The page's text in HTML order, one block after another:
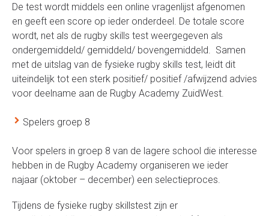
De test wordt middels een online vragenlijst afgenomen
en geeft een score op ieder onderdeel. De totale score
wordt, net als de rugby skills test weergegeven als
ondergemiddeld/ gemiddeld/ bovengemiddeld. Samen
met de uitslag van de fysieke rugby skills test, leidt dit
uiteindelijk tot een sterk positief/ positief /afwijzend advies
voor deelname aan de Rugby Academy ZuidWest.
Spelers groep 8
Voor spelers in groep 8 van de lagere school die interesse
hebben in de Rugby Academy organiseren we ieder
najaar (oktober – december) een selectieproces.
Tijdens de fysieke rugby skillstest zijn er